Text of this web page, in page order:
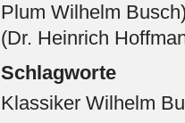
Plum Wilhelm
(Dr. Heinrich
Schlagworte
Klassiker Wilhelm